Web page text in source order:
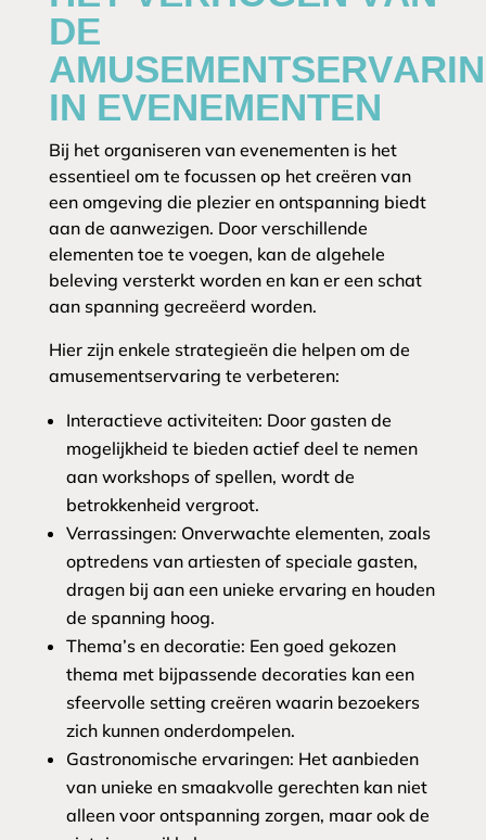
DE
IN EVENEMENTEN
Bij het organiseren van evenementen is het
essentieel om te focussen op het creëren van
een omgeving die plezier en ontspanning biedt
aan de aanwezigen. Door verschillende
elementen toe te voegen, kan de algehele
beleving versterkt worden en kan er een schat
aan spanning gecreëerd worden.
Hier zijn enkele strategieën die helpen om de
amusementservaring te verbeteren:
Interactieve activiteiten: Door gasten de
mogelijkheid te bieden actief deel te nemen
aan workshops of spellen, wordt de
betrokkenheid vergroot.
Verrassingen: Onverwachte elementen, zoals
optredens van artiesten of speciale gasten,
dragen bij aan een unieke ervaring en houden
de spanning hoog.
Thema’s en decoratie: Een goed gekozen
thema met bijpassende decoraties kan een
sfeervolle setting creëren waarin bezoekers
zich kunnen onderdompelen.
Gastronomische ervaringen: Het aanbieden
van unieke en smaakvolle gerechten kan niet
alleen voor ontspanning zorgen, maar ook de